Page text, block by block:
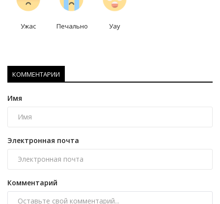
Ужас Печально Уау
КОММЕНТАРИИ
Имя
Электронная почта
Комментарий